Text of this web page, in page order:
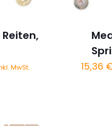
MwSt. 15,36